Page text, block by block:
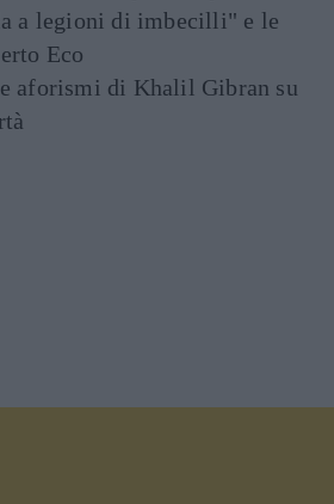
a legioni di imbecilli" e le
Eco
aforismi di Khalil Gibran su